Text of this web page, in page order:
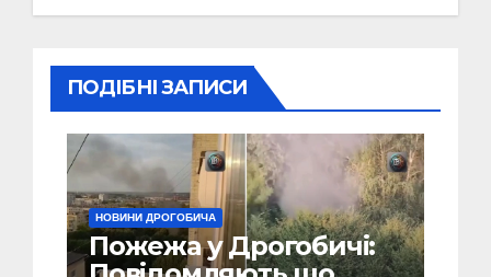
ПОДІБНІ ЗАПИСИ
НОВИНИ ДРОГОБИЧА
Пожежа у Дрогобичі: